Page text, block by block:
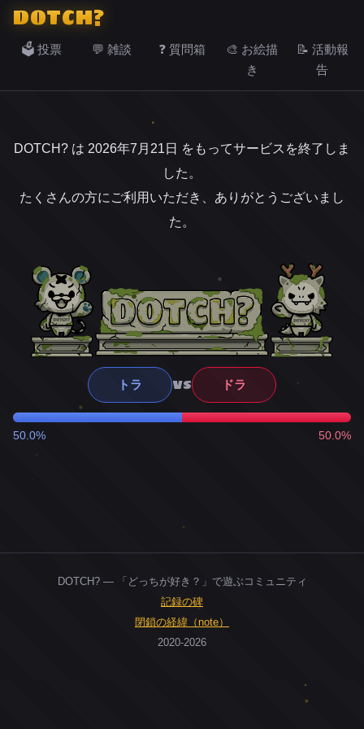
DOTCH?
🗳️ 投票 💬 雑談 ❓ 質問箱
🎨 お絵描
き
📝 活動報
告
DOTCH? は 2026年7月21日 をもってサービスを終了しま
した。
たくさんの方にご利用いただき、ありがとうございまし
た。
トラ VS ドラ
50.0% 50.0%
DOTCH? — 「どっちが好き？」で遊ぶコミュニティ
記録の碑
閉鎖の経緯（note）
2020-2026